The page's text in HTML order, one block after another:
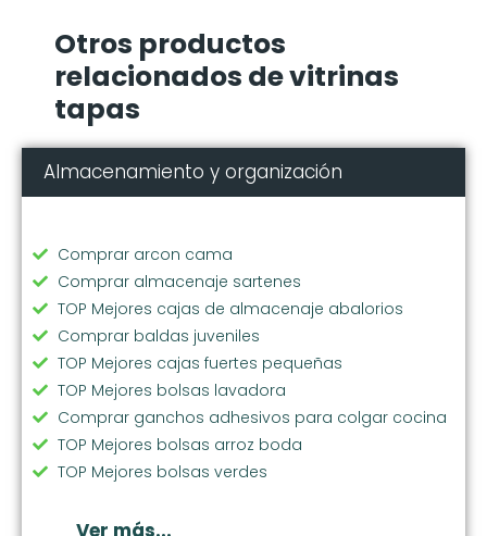
Otros productos
relacionados de vitrinas
tapas
Almacenamiento y organización
Comprar arcon cama
Comprar almacenaje sartenes
TOP Mejores cajas de almacenaje abalorios
Comprar baldas juveniles
TOP Mejores cajas fuertes pequeñas
TOP Mejores bolsas lavadora
Comprar ganchos adhesivos para colgar cocina
TOP Mejores bolsas arroz boda
TOP Mejores bolsas verdes
Comprar bolsas ecologicas compra
Ver más...